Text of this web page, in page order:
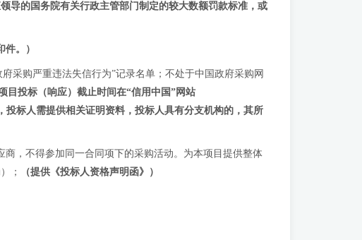
导的国务院有关行政主管部门制定的较大数额罚款标准，或
。）
采购严重违法失信行为”记录名单；不处于中国政府采购网
目投标（响应）截止时间在“信用中国”网站
投标人需提供相关证明资料，投标人具有分支机构的，其所
，不得参加同一合同项下的采购活动。为本项目提供整体
；
（提供《投标人资格声明函》）